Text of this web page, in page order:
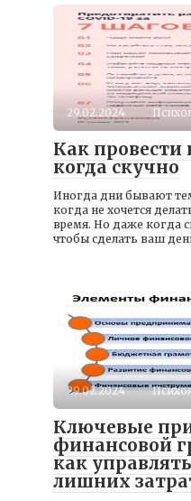
29.02.2024
Как провести
когда скучно
Иногда дни бывают
когда не хочется
время. Но даже когда
чтобы сделать ваш
29.02.2024
Ключевые
финансовой
как
лишних